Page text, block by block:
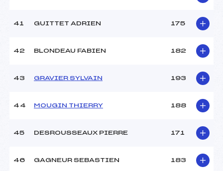
41 GUITTET ADRIEN 175
42 BLONDEAU FABIEN 182
43 GRAVIER SYLVAIN 193
44 MOUGIN THIERRY 188
45 DESROUSSEAUX PIERRE 171
46 GAGNEUR SEBASTIEN 183